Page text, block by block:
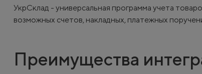
УкрСклад - универсальная программа учета
возможных счетов, накладных, платежных
Преимущества